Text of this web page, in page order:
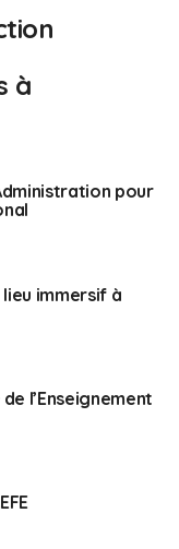
à
pour
lieu immersif à
l’Enseignement